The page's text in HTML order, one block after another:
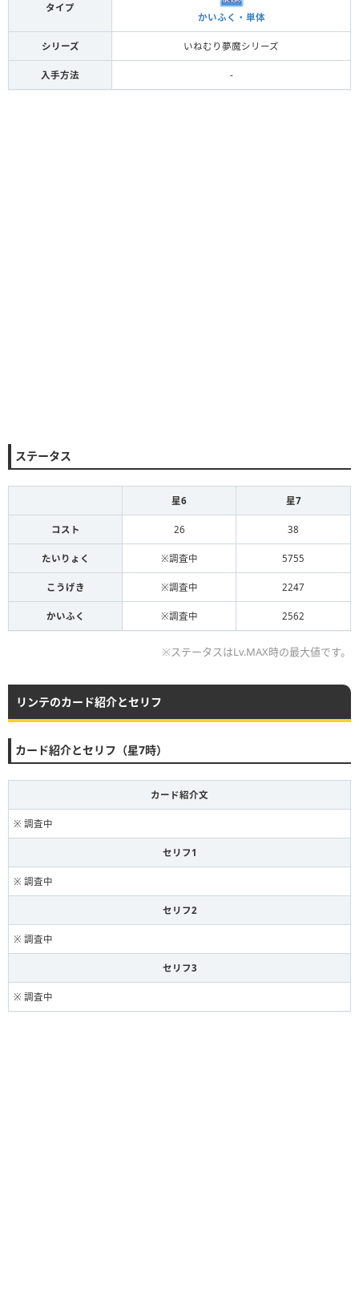
タイプ
かいふく・単体
シリーズ いねむり夢魔シリーズ
入手方法 -
ステータス
星6 星7
コスト 26 38
たいりょく ※調査中 5755
こうげき ※調査中 2247
かいふく ※調査中 2562
※ステータスはLv.MAX時の最大値です。
リンテのカード紹介とセリフ
カード紹介とセリフ（星7時）
カード紹介文
※ 調査中
セリフ1
※ 調査中
セリフ2
※ 調査中
セリフ3
※ 調査中